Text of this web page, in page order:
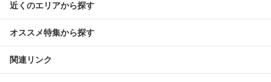
近くのエリアから探す
オススメ特集から探す
関連リンク